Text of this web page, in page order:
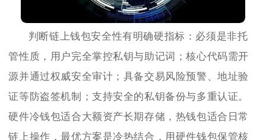
判断链上钱包安全性有明确硬指标：必须是非托
管性质，用户完全掌控私钥与助记词；核心代码需开
源并通过权威安全审计；具备交易风险预警、地址验
证等防盗签机制；支持安全的私钥备份与多重认证。
硬件冷钱包适合大额资产长期存储，热钱包适合日常
链上操作，最优方案是冷热结合，用硬件钱包保管核